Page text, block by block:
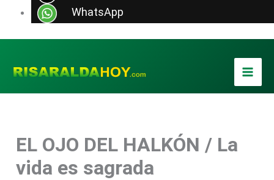
WhatsApp
EL OJO DEL HALKÓN / La
vida es sagrada